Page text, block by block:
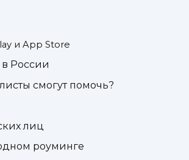
и App Store
России
смогут помочь?
лиц
роуминге